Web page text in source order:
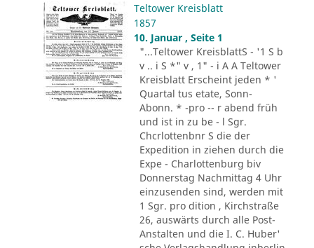
Teltower Kreisblatt
1857
10. Januar , Seite 1
"...Teltower KreisblattS - '1 S b
v .. i S *" v , 1" - i A A Teltower
Kreisblatt Erscheint jeden * '
Quartal tus etate, Sonn-
Abonn. * -pro -- r abend früh
und ist in zu be - l Sgr.
Chcrlottenbnr S die der
Expedition in ziehen durch die
Expe - Charlottenburg biv
Donnerstag Nachmittag 4 Uhr
einzusenden sind, werden mit
1 Sgr. pro dition , Kirchstraße
26, auswärts durch alle Post-
Anstalten und die I. C. Huber'